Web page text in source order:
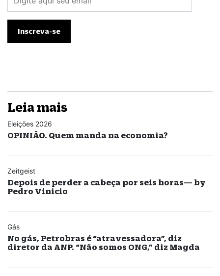
Leia mais
Eleições 2026
OPINIÃO. Quem manda na economia?
Zeitgeist
Depois de perder a cabeça por seis horas— by
Pedro Vinicio
Gás
No gás, Petrobras é “atravessadora”, diz
diretor da ANP. “Não somos ONG,” diz Magda